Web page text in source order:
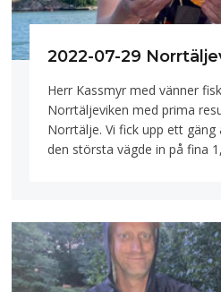
2022-07-29
Herr Kassmyr med vänner
Norrtäljeviken med prima
Norrtälje. Vi fick upp ett
den största vägde in på fina